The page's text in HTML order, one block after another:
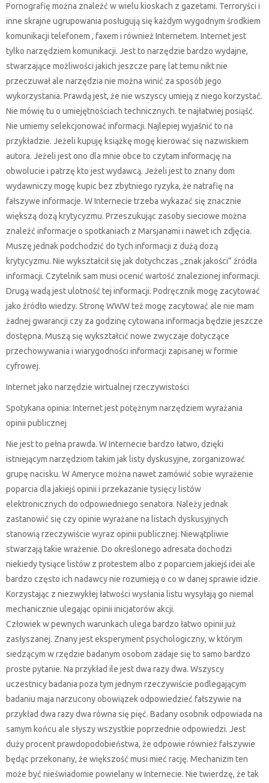
Pornografię można znaleźć w wielu kioskach z gazetami. Terroryści i
inne skrajne ugrupowania posługują się każdym wygodnym środkiem
komunikacji telefonem , faxem i również Internetem. Internet jest
tylko narzędziem komunikacji. Jest to narzędzie bardzo wydajne,
stwarzające możliwości jakich jeszcze parę lat temu nikt nie
przeczuwał ale narzędzia nie można winić za sposób jego
wykorzystania. Prawdą jest, że nie wszyscy umieją z niego korzystać.
Nie mówię tu o umiejętnościach technicznych. te najłatwiej posiąść.
Nie umiemy selekcjonować informacji. Najlepiej wyjaśnić to na
przykładzie. Jeżeli kupuję książkę mogę kierować się nazwiskiem
autora. Jeżeli jest ono dla mnie obce to czytam informację na
obwolucie i patrzę kto jest wydawcą. Jeżeli jest to znany dom
wydawniczy mogę kupic bez zbytniego ryzyka, że natrafię na
fałszywe informacje. W Internecie trzeba wykazać się znacznie
większą dozą krytycyzmu. Przeszukując zasoby sieciowe można
znaleźć informacje o spotkaniach z Marsjanami i nawet ich zdjęcia.
Muszę jednak podchodzić do tych informacji z dużą dozą
krytycyzmu. Nie wykształcił się jak dotychczas „znak jakości” źródła
informacji. Czytelnik sam musi ocenić wartość znalezionej informacji.
Drugą wadą jest ulotność tej informacji. Podręcznik mogę zacytować
jako źródło wiedzy. Stronę WWW też mogę zacytować ale nie mam
żadnej gwarancji czy za godzinę cytowana informacja będzie jeszcze
dostępna. Muszą się wykształcić nowe zwyczaje dotyczące
przechowywania i wiarygodności informacji zapisanej w formie
cyfrowej.
Internet jako narzędzie wirtualnej rzeczywistości
Spotykana opinia: Internet jest potężnym narzędziem wyrażania
opinii publicznej
Nie jest to pełna prawda. W Internecie bardzo łatwo, dzięki
istniejącym narzędziom takim jak listy dyskusyjne, zorganizować
grupę nacisku. W Ameryce można nawet zamówić sobie wyrażenie
poparcia dla jakiejś opinii i przekazanie tysięcy listów
elektronicznych do odpowiedniego senatora. Należy jednak
zastanowić się czy opinie wyrażane na listach dyskusyjnych
stanowią rzeczywiście wyraz opinii publicznej. Niewątpliwie
stwarzają takie wrażenie. Do określonego adresata dochodzi
niekiedy tysiące listów z protestem albo z poparciem jakiejś idei ale
bardzo często ich nadawcy nie rozumieją o co w danej sprawie idzie.
Korzystając z niezwykłej łatwości wysłania listu wysyłają go niemal
mechanicznie ulegając opinii inicjatorów akcji.
Człowiek w pewnych warunkach ulega bardzo łatwo opinii już
zasłyszanej. Znany jest eksperyment psychologiczny, w którym
siedzącym w rzędzie badanym osobom zadaje się to samo bardzo
proste pytanie. Na przykład ile jest dwa razy dwa. Wszyscy
uczestnicy badania poza tym jednym rzeczywiście podlegającym
badaniu maja narzucony obowiązek odpowiedzieć fałszywie na
przykład dwa razy dwa równa się pięć. Badany osobnik odpowiada na
samym końcu ale słyszy wszystkie poprzednie odpowiedzi. Jest
duży procent prawdopodobieństwa, że odpowie również fałszywie
będąc przekonany, że większość musi mieć rację. Mechanizm ten
może być nieświadomie powielany w Internecie. Nie twierdzę, że tak